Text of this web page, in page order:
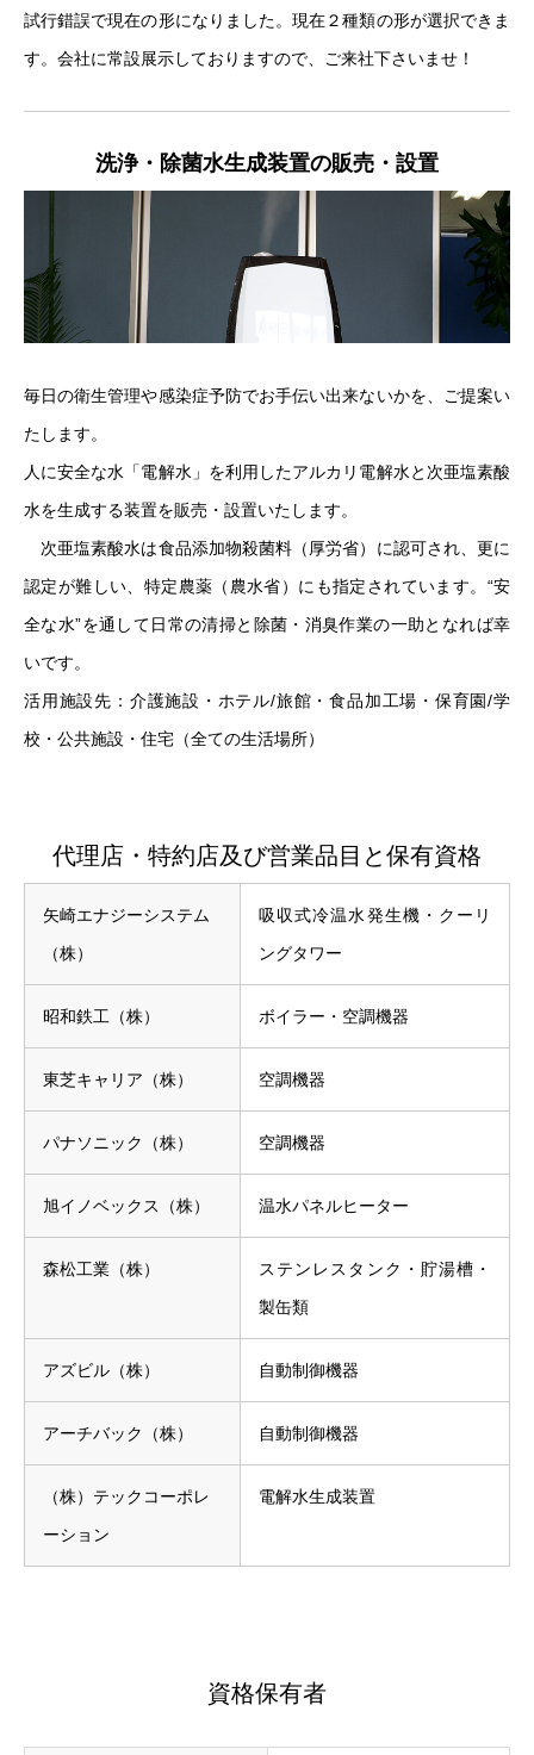
試行錯誤で現在の形になりました。現在２種類の形が選択できま
す。会社に常設展示しておりますので、ご来社下さいませ！
洗浄・除菌水生成装置の販売・設置
毎日の衛生管理や感染症予防でお手伝い出来ないかを、ご提案い
たします。
人に安全な水「電解水」を利用したアルカリ電解水と次亜塩素酸
水を生成する装置を販売・設置いたします。
次亜塩素酸水は食品添加物殺菌料（厚労省）に認可され、更に
認定が難しい、特定農薬（農水省）にも指定されています。“安
全な水”を通して日常の清掃と除菌・消臭作業の一助となれば幸
いです。
活用施設先：介護施設・ホテル/旅館・食品加工場・保育園/学
校・公共施設・住宅（全ての生活場所）
代理店・特約店及び営業品目と保有資格
矢崎エナジーシステム
（株）
吸収式冷温水発生機・クーリ
ングタワー
昭和鉄工（株） ボイラー・空調機器
東芝キャリア（株） 空調機器
パナソニック（株） 空調機器
旭イノベックス（株） 温水パネルヒーター
森松工業（株）
ステンレスタンク・貯湯槽・
製缶類
アズビル（株） 自動制御機器
アーチバック（株） 自動制御機器
（株）テックコーポレ
ーション
電解水生成装置
資格保有者